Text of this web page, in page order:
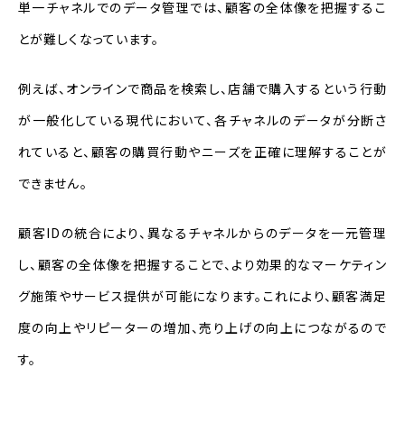
単一チャネルでのデータ管理では、顧客の全体像を把握するこ
とが難しくなっています。
例えば、オンラインで商品を検索し、店舗で購入するという行動
が一般化している現代において、各チャネルのデータが分断さ
れていると、顧客の購買行動やニーズを正確に理解することが
できません。
顧客IDの統合により、異なるチャネルからのデータを一元管理
し、顧客の全体像を把握することで、より効果的なマーケティン
グ施策やサービス提供が可能になります。これにより、顧客満足
度の向上やリピーターの増加、売り上げの向上につながるので
す。